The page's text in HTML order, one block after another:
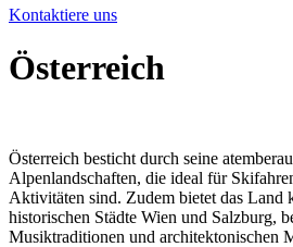
Kontaktiere uns
Österreich
Österreich besticht durch seine
Alpenlandschaften, die ideal für
Aktivitäten sind. Zudem bietet das Land
historischen Städte Wien und Salzburg,
Musiktraditionen und architektonischen